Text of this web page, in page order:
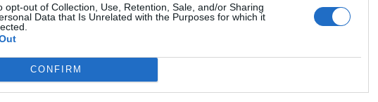
opt-out of Collection, Use, Retention, Sale, and/or Sharing
Data that Is Unrelated with the Purposes for which it
CONFIRM